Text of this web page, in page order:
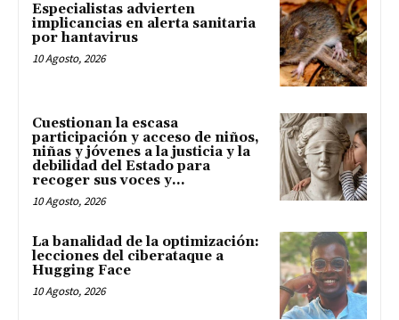
Especialistas advierten
implicancias en alerta sanitaria
por hantavirus
10 Agosto, 2026
Cuestionan la escasa
participación y acceso de niños,
niñas y jóvenes a la justicia y la
debilidad del Estado para
recoger sus voces y...
10 Agosto, 2026
La banalidad de la optimización:
lecciones del ciberataque a
Hugging Face
10 Agosto, 2026